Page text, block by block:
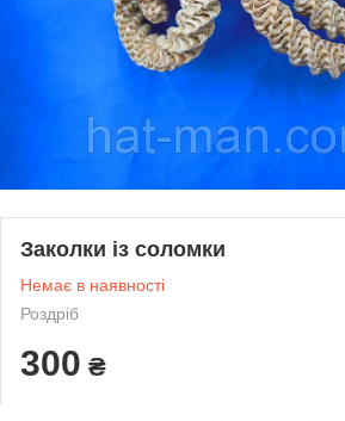
Заколки із соломки
Немає в наявності
Роздріб
300 ₴